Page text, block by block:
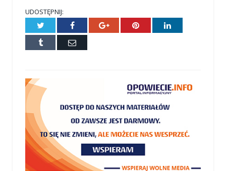
UDOSTĘPNIJ:
Twitter Facebook Google+ Pinterest LinkedIn
Tumblr
E-